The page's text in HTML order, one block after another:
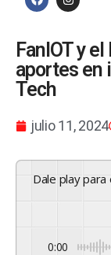
FanIOT y
aportes en
Tech
julio 11, 2024
Dale play
0:00